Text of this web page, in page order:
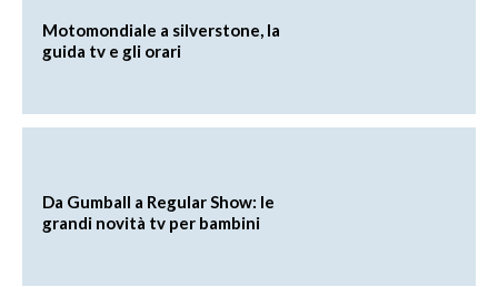
Motomondiale a silverstone, la
guida tv e gli orari
Da Gumball a Regular Show: le
grandi novità tv per bambini